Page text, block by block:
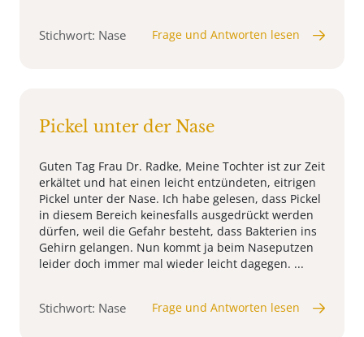
Stichwort: Nase Frage und Antworten lesen
Pickel unter der Nase
Guten Tag Frau Dr. Radke, Meine Tochter ist zur Zeit
erkältet und hat einen leicht entzündeten, eitrigen
Pickel unter der Nase. Ich habe gelesen, dass Pickel
in diesem Bereich keinesfalls ausgedrückt werden
dürfen, weil die Gefahr besteht, dass Bakterien ins
Gehirn gelangen. Nun kommt ja beim Naseputzen
leider doch immer mal wieder leicht dagegen. ...
Stichwort: Nase Frage und Antworten lesen